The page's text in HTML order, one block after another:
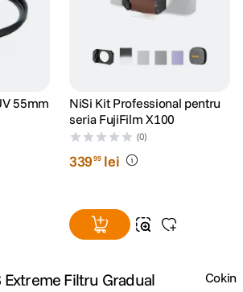
55mm
NiSi Kit Professional pentru
seria FujiFilm X100
(0)
33999 lei
Extreme Filtru Gradual
Cokin